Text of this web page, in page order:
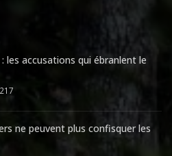
les accusations qui ébranlent le
ne peuvent plus confisquer les